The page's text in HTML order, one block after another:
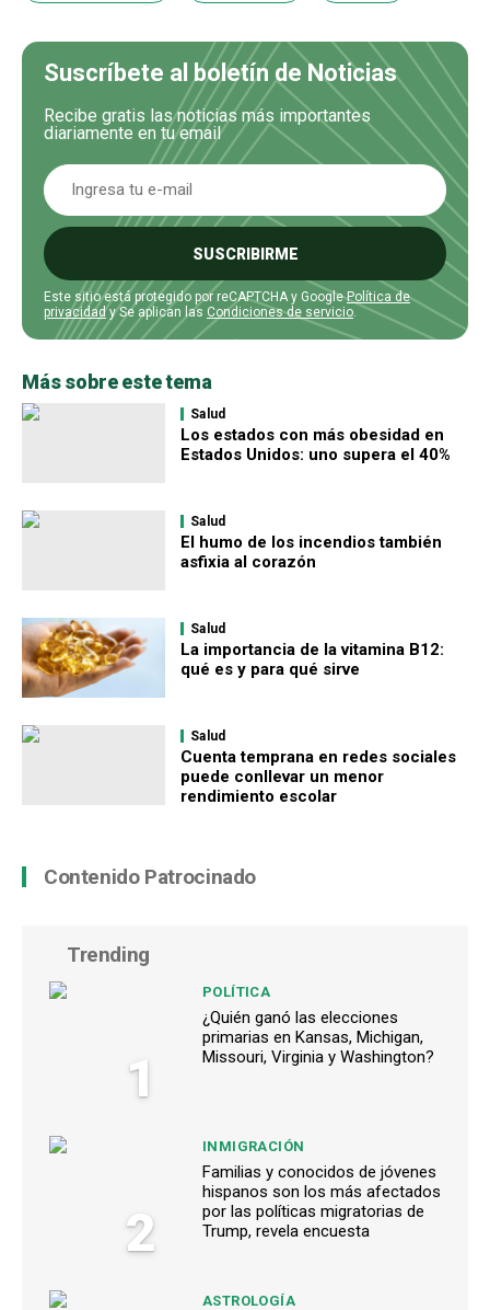
Suscríbete al boletín de Noticias
Recibe gratis las noticias más importantes
diariamente en tu email
SUSCRIBIRME
Este sitio está protegido por reCAPTCHA y GooglePolítica de
privacidady Se aplican las Condiciones de servicio.
Más sobre este tema
Salud
Los estados con más obesidad en
Estados Unidos: uno supera el 40%
Salud
El humo de los incendios también
asfixia al corazón
Salud
La importancia de la vitamina B12:
qué es y para qué sirve
Salud
Cuenta temprana en redes sociales
puede conllevar un menor
rendimiento escolar
Contenido Patrocinado
Trending
1
POLÍTICA
¿Quién ganó las elecciones
primarias en Kansas, Michigan,
Missouri, Virginia y Washington?
2
INMIGRACIÓN
Familias y conocidos de jóvenes
hispanos son los más afectados
por las políticas migratorias de
Trump, revela encuesta
ASTROLOGÍA